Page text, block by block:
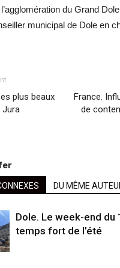
du Grand
municipal de Dole en
plus beaux
France.
de
DU MÊME
Dole. Le week-end du
temps fort de l’été